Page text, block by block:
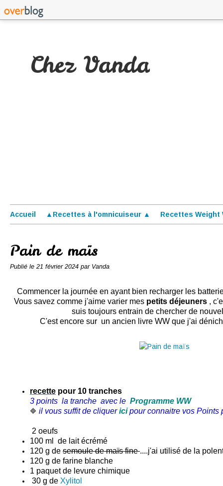
Chez Vanda
Accueil ▲Recettes à l'omnicuiseur ▲ Recettes Weight
Pain de maïs
Publié le 21 février 2024 par Vanda
Commencer la journée en ayant bien recharger les
Vous savez comme j'aime varier mes petits déjeuners,
suis toujours entrain de chercher de
C'est encore sur un ancien livre WW que j'ai
recette pour 10 tranches
3 points la tranche avec le Programme WW
🔷 il vous suffit de cliquer icipour connaitre vos Points
2 oeufs
100 ml de lait écrémé
120 g de semoule de maïs fine....j'ai utilisé de la
120 g de farine blanche
1 paquet de levure chimique
30 g de Xylitol